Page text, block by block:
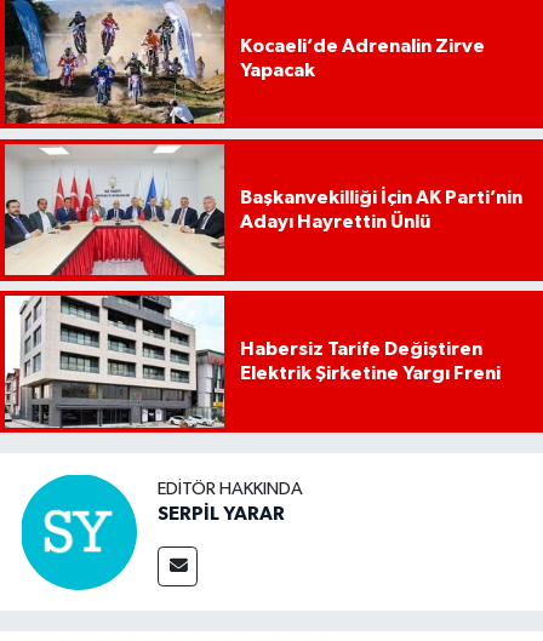
Kocaeli’de Adrenalin Zirve
Yapacak
Başkanvekilliği İçin AK Parti’nin
Adayı Hayrettin Ünlü
Habersiz Tarife Değiştiren
Elektrik Şirketine Yargı Freni
EDITÖR HAKKINDA
SERPİL YARAR